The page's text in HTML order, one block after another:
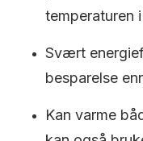
temperaturen
Svært
besparelse
Kan varme